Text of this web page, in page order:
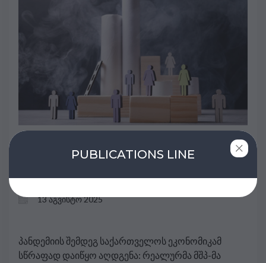
PUBLICATIONS LINE
უნარების მიხედვით ცვლილება თუ
ტენდენციები საქართველოში
13 აგვისტო 2025
პანდემიის შემდეგ საქართველოს ეკონომიკამ
სწრაფად დაიწყო აღდგენა: რეალურმა მშპ-მა